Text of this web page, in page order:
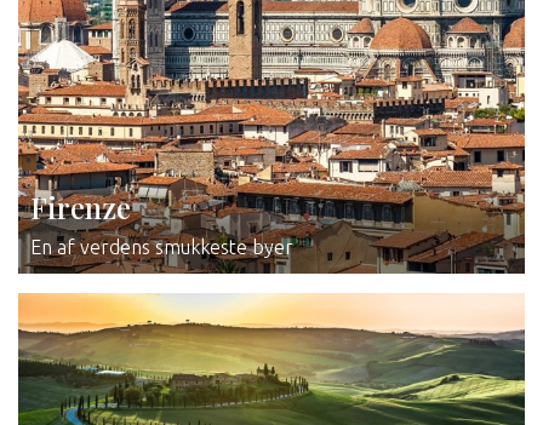
Firenze
En af verdens smukkeste byer